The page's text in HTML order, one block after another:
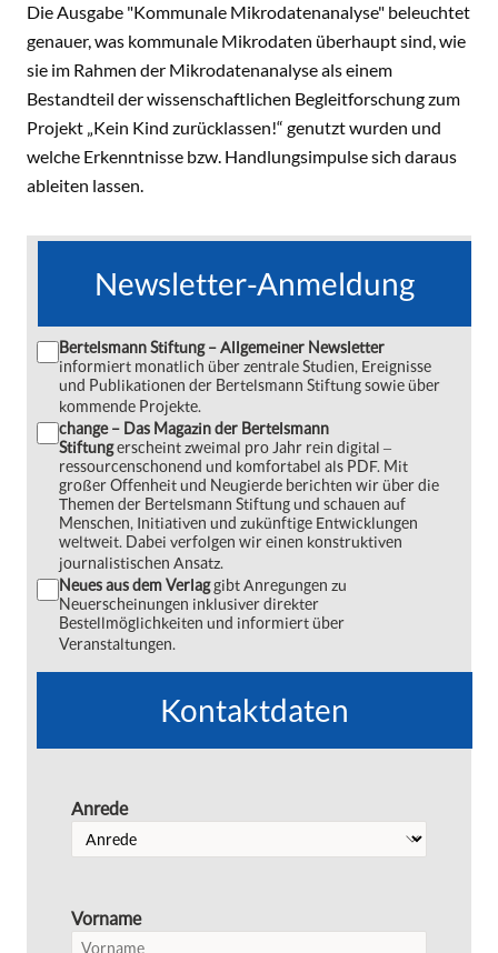
Die Ausgabe "Kommunale Mikrodatenanalyse" beleuchtet
genauer, was kommunale Mikrodaten überhaupt sind, wie
sie im Rahmen der Mikrodatenanalyse als einem
Bestandteil der wissenschaftlichen Begleitforschung zum
Projekt „Kein Kind zurücklassen!“ genutzt wurden und
welche Erkenntnisse bzw. Handlungsimpulse sich daraus
ableiten lassen.
Newsletter-Anmeldung
Bertelsmann Stiftung – Allgemeiner Newsletter
informiert monatlich über zentrale Studien, Ereignisse
und Publikationen der Bertelsmann Stiftung sowie über
kommende Projekte.
change – Das Magazin der Bertelsmann
Stiftungerscheint zweimal pro Jahr rein digital ‒
ressourcenschonend und komfortabel als PDF. Mit
großer Offenheit und Neugierde berichten wir über die
Themen der Bertelsmann Stiftung und schauen auf
Menschen, Initiativen und zukünftige Entwicklungen
weltweit. Dabei verfolgen wir einen konstruktiven
journalistischen Ansatz.
Neues aus dem Verlaggibt Anregungen zu
Neuerscheinungen inklusiver direkter
Bestellmöglichkeiten und informiert über
Veranstaltungen.
Kontaktdaten
Anrede
Vorname